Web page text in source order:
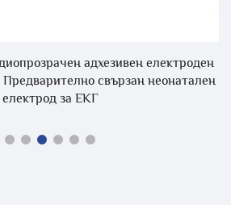
адхезивен електроден
свързан неонатален
електрод за ЕКГ